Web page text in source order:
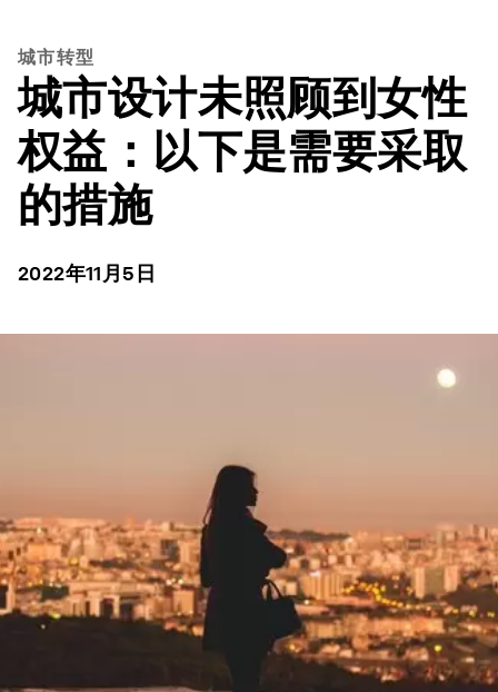
城市转型
城市设计未照顾到女性
权益：以下是需要采取
的措施
2022年11月5日